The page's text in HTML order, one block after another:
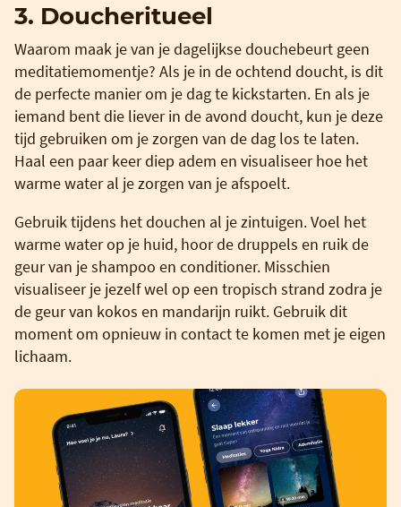
3. Doucheritueel
Waarom maak je van je dagelijkse douchebeurt geen
meditatiemomentje? Als je in de ochtend doucht, is dit
de perfecte manier om je dag te kickstarten. En als je
iemand bent die liever in de avond doucht, kun je deze
tijd gebruiken om je zorgen van de dag los te laten.
Haal een paar keer diep adem en visualiseer hoe het
warme water al je zorgen van je afspoelt.
Gebruik tijdens het douchen al je zintuigen. Voel het
warme water op je huid, hoor de druppels en ruik de
geur van je shampoo en conditioner. Misschien
visualiseer je jezelf wel op een tropisch strand zodra je
de geur van kokos en mandarijn ruikt. Gebruik dit
moment om opnieuw in contact te komen met je eigen
lichaam.